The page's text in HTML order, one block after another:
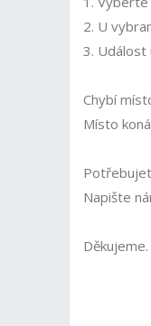
2. U
3. Událost
Chybí
Místo
Napište